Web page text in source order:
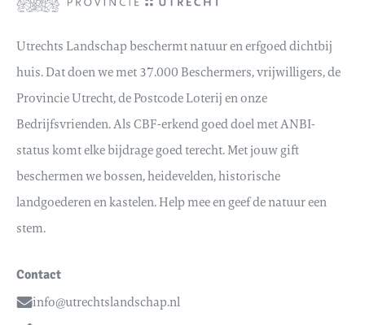
Utrechts Landschap beschermt natuur en erfgoed dichtbij
huis. Dat doen we met 37.000 Beschermers, vrijwilligers, de
Provincie Utrecht, de Postcode Loterij en onze
Bedrijfsvrienden. Als CBF-erkend goed doel met ANBI-
status komt elke bijdrage goed terecht. Met jouw gift
beschermen we bossen, heidevelden, historische
landgoederen en kastelen. Help mee en geef de natuur een
stem.
Contact
Email
info@utrechtslandschap.nl